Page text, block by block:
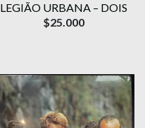
LEGIÃO URBANA – DOIS
$25.000